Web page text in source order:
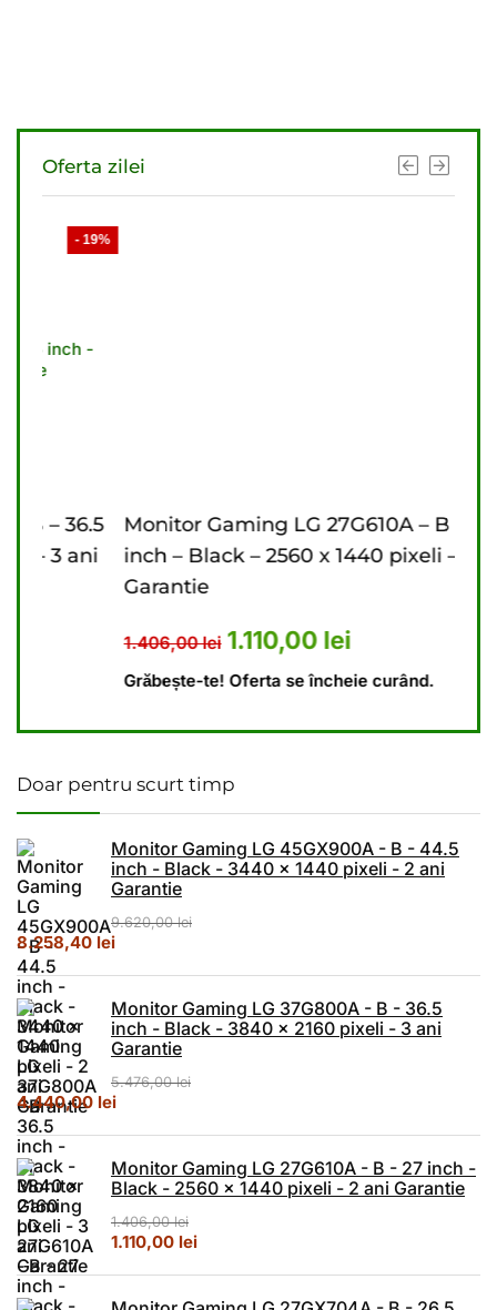
Oferta zilei
este: 4.440,00 lei.
Monitor Gaming LG 27G610A – B – 27
inch – Black – 2560 x 1440 pixeli – 2 ani
Garantie
lei Prețul inițial a fost: 1.406,00
1.110,00leiPrețul curent este:
Grăbește-te! Oferta se încheie curând.
Doar pentru scurt timp
Monitor Gaming LG 45GX900A - B - 44.5
inch - Black - 3440 x 1440 pixeli - 2 ani
Garantie
9.620,00lei
Prețul inițial a fost: 9.620,00 lei.
8.258,40 leiPrețul curent este: 8.258,40 lei.
Monitor Gaming LG 37G800A - B - 36.5
inch - Black - 3840 x 2160 pixeli - 3 ani
Garantie
5.476,00lei
Prețul inițial a fost: 5.476,00 lei.
4.440,00 leiPrețul curent este: 4.440,00 lei.
Monitor Gaming LG 27G610A - B - 27 inch -
Black - 2560 x 1440 pixeli - 2 ani Garantie
1.406,00lei
Prețul inițial a fost: 1.406,00 lei.
1.110,00 leiPrețul curent este: 1.110,00 lei.